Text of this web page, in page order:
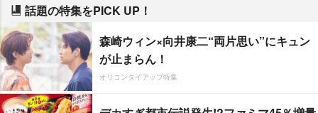
話題の特集をPICK UP！
森崎ウィン×向井康二“両片思い”にキュン
が止まらん！
オリコンタイアップ特集